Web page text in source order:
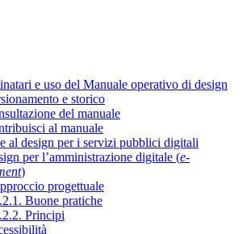
e uso del Manuale operativo di design
e storico
del manuale
al manuale
al design per i servizi pubblici digitali
per l’amministrazione digitale (e-
)
progettuale
Buone pratiche
Principi